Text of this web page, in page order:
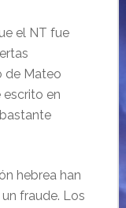
el NT fue
de Mateo
escrito en
hebrea han
fraude. Los